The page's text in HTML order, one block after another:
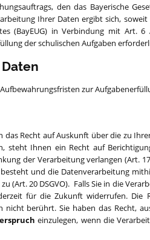
den das Bayerische
Ihrer Daten ergibt sich,
(BayEUG) in Verbindung mit Art.
der schulischen Aufgaben
zur
Recht auf Auskunft über die zu
steht Ihnen ein Recht auf
der Verarbeitung verlangen (Art.
und die Datenverarbeitung
20 DSGVO). Falls Sie in die
für die Zukunft widerrufen. Die
berührt. Sie haben das Recht,
einzulegen, wenn die